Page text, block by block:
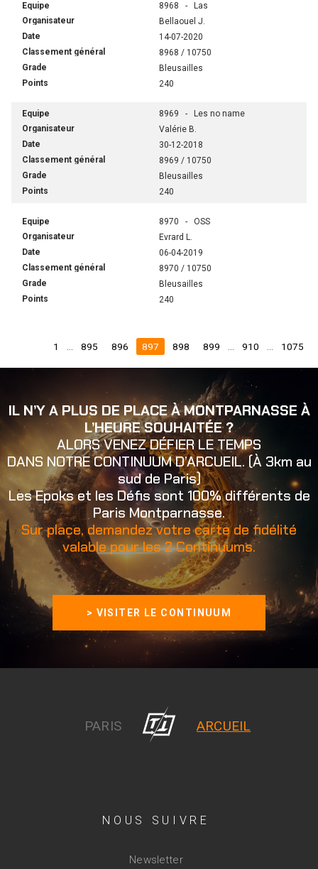
8968 - Las
Bellaouel J.
14-07-2020
8968 / 10750
Bleusailles
240
8969 - Les no name
Valérie B.
30-12-2018
8969 / 10750
Bleusailles
240
8970 - OSS
Evrard L.
06-04-2019
8970 / 10750
Bleusailles
240
1 895 896 897 898 899 910 1075
IL N’Y A PLUS DE PLACE À MONTPARNASSE À
L’HEURE SOUHAITÉE ?
ALORS VENEZ DÉFIER LE TEMPS
DANS NOTRE CONTINUUM D’ARCUEIL. (À 3km au
sud de Paris)
Les Epoks et les Défis sont 100% différents de
Paris Montparnasse.
Sur place, demandez votre carte de fidélité
valable pour les 2 Continuums.
> VISITER LE CONTINUUM
PARIS ARCUEIL
NOUS SUIVRE
Newsletter